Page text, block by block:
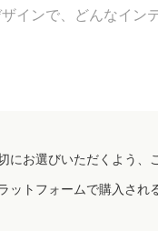
インで、どんなイン
にお選びいただくよう
ットフォームで購入さ